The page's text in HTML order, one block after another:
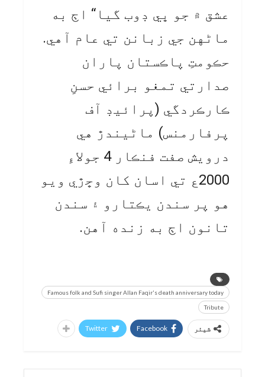
عشق ۾ جو ڀي ڊوب گيا“ اڄ به
ماڻهن جي زبانن تي عام آهي.
حڪومتِ پاڪستان پاران
صدارتي تمغو برائي حسنِ
ڪارڪردگي (پرائيڊ آف
پرفارمنس) ماڻيندڙ هي
درويش صفت فنڪار 4 جولاءِ
2000ع تي اسان کان وڇڙي ويو
هو پر سندن يڪتارو ۽ سندن
تانون اڄ به زنده آهن.
Famous folk and Sufi singer Allan Faqir's death anniversary today
Tribute
شیئر Facebook
Twitter